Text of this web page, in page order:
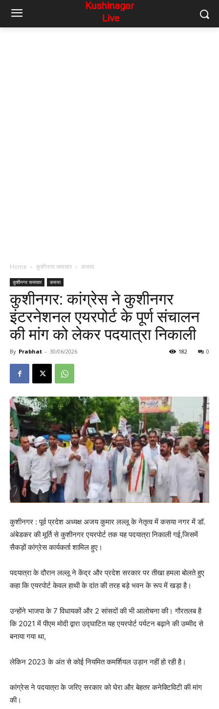
Home कुशीनगर समाचार कसया
कुशीनगर समाचार कसया
कुशीनगर: कांग्रेस ने कुशीनगर
इंटरनेशनल एयरपोर्ट के पूर्ण संचालन
की मांग को लेकर पदयात्रा निकाली
By Prabhat - 30/06/2026 0
182
कुशीनगर : पूर्व प्रदेश अध्यक्ष अजय कुमार लल्लू के नेतृत्व में कसया नगर में डॉ.
अंबेडकर की मूर्ति से कुशीनगर एयरपोर्ट तक यह पदयात्रा निकाली गई,जिसमें
सैकड़ों कांग्रेस कार्यकर्ता शामिल हुए।
पदयात्रा के दौरान लल्लू ने केंद्र और प्रदेश सरकार पर तीखा हमला बोलते हुए
कहा कि एयरपोर्ट केवल हाथी के दांत की तरह बड़े भवन के रूप में खड़ा है।
उन्होंने भाजपा के 7 विधायकों और 2 सांसदों की भी आलोचना की। गौरतलब है
कि 2021 में पीएम मोदी द्वारा उद्घाटित यह एयरपोर्ट पर्यटन बढ़ाने की उम्मीद से
बनाया गया था,
लेकिन 2023 के अंत से कोई नियमित कमर्शियल उड़ान नहीं हो रही है।
कांग्रेस ने पदयात्रा के जरिए सरकार को घेरा और बेहतर कनेक्टिविटी की मांग
की।